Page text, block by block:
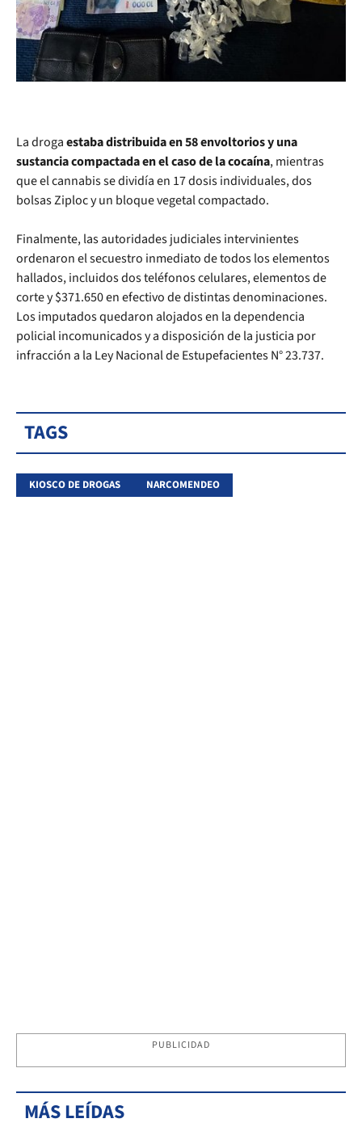
La drogaestaba distribuida en 58 envoltorios y una
sustancia compactada en el caso de la cocaína, mientras
que el cannabis se dividía en 17 dosis individuales, dos
bolsas Ziploc y un bloque vegetal compactado.
Finalmente, las autoridades judiciales intervinientes
ordenaron el secuestro inmediato de todos los elementos
hallados, incluidos dos teléfonos celulares, elementos de
corte y $371.650 en efectivo de distintas denominaciones.
Los imputados quedaron alojados en la dependencia
policial incomunicados y a disposición de la justicia por
infracción a la Ley Nacional de Estupefacientes N° 23.737.
TAGS
KIOSCO DE DROGAS NARCOMENDEO
PUBLICIDAD
MÁS LEÍDAS